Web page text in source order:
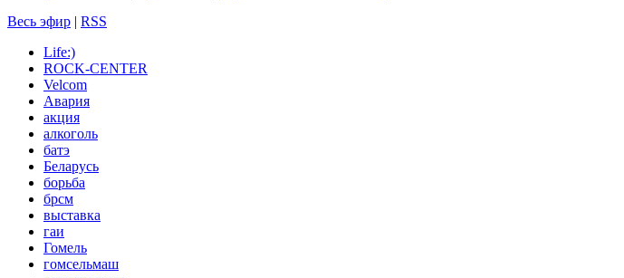
Весь эфир | RSS
Life:)
ROCK-CENTER
Velcom
Авария
акция
алкоголь
батэ
Беларусь
борьба
брсм
выставка
гаи
Гомель
гомсельмаш